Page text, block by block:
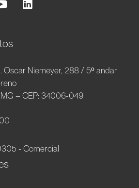
Oscar Niemeyer, 288 / 5º andar
– CEP: 34006-049
- Comercial